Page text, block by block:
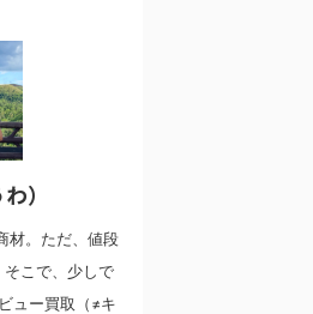
）
材。ただ、値段
こで、少しで
ュー買取（≠キ